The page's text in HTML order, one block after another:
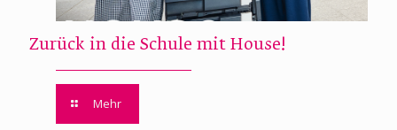
Zurück in die Schule mit House!
Mehr